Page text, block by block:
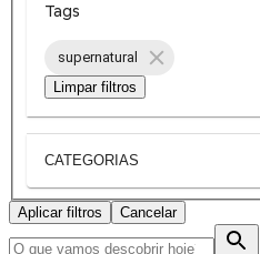
Tags
supernatural
Limpar filtros
CATEGORIAS
Aplicar filtros Cancelar